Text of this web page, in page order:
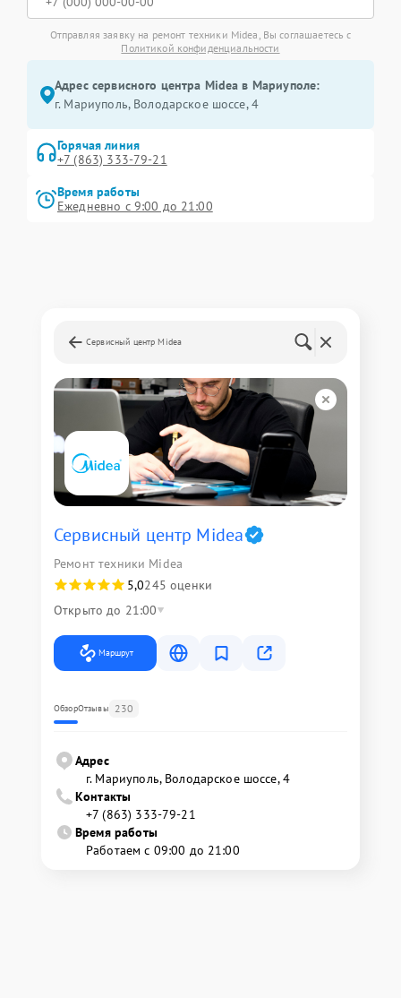
Отправляя заявку на ремонт техники Midea, Вы соглашаетесь с
Политикой конфиденциальности
Адрес сервисного центра Midea в Мариуполе:
г. Мариуполь, Володарское шоссе, 4
Горячая линия
+7 (863) 333-79-21
Время работы
Ежедневно с 9:00 до 21:00
Сервисный центр Midea
Сервисный центр Midea
Ремонт техники Midea
5,0245 оценки
Открыто до 21:00
Маршрут
ОбзорОтзывы 230
Адрес
г. Мариуполь, Володарское шоссе, 4
Контакты
+7 (863) 333-79-21
Время работы
Работаем с 09:00 до 21:00